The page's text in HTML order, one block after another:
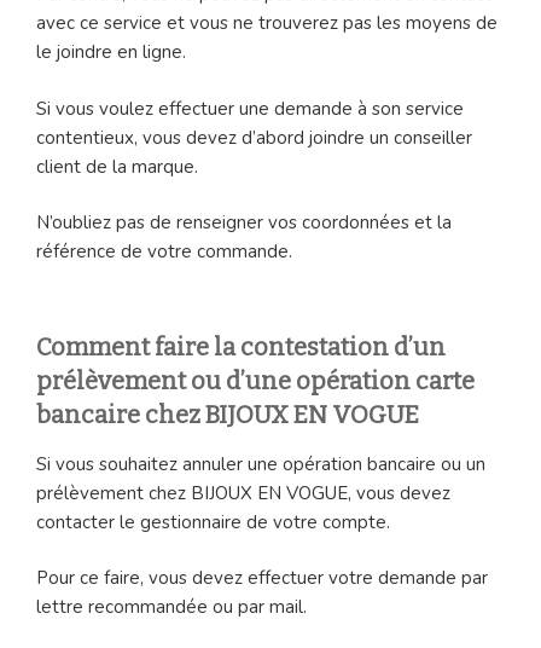
avec ce service et vous ne trouverez pas les moyens de
le joindre en ligne.
Si vous voulez effectuer une demande à son service
contentieux, vous devez d’abord joindre un conseiller
client de la marque.
N’oubliez pas de renseigner vos coordonnées et la
référence de votre commande.
Comment faire la contestation d’un
prélèvement ou d’une opération carte
bancaire chez BIJOUX EN VOGUE
Si vous souhaitez annuler une opération bancaire ou un
prélèvement chez BIJOUX EN VOGUE, vous devez
contacter le gestionnaire de votre compte.
Pour ce faire, vous devez effectuer votre demande par
lettre recommandée ou par mail.